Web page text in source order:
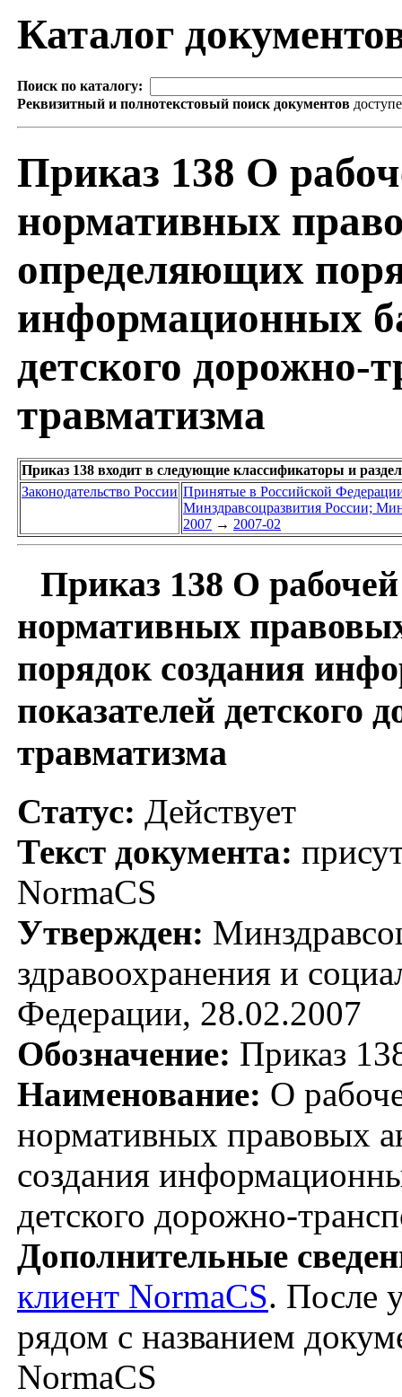
Каталог
Поиск по каталогу:
Реквизитный и полнотекстовый поиск документов
Приказ 138 О
нормативных
определяющих
информационных
детского дорожно-
травматизма
Приказ 138 входит в следующие классификаторы и
Законодательство России Принятые в Российской
Минздравсоцразвития России;
2007 → 2007-02
Приказ 138 О
нормативных
порядок создания
показателей детского
травматизма
Статус: Действует
Текст документа:
NormaCS
Утвержден:
здравоохранения и
Федерации, 28.02.2007
Обозначение: Приказ
Наименование: О
нормативных правовых
создания
детского дорожно-
Дополнительные
клиент NormaCS. После
рядом с названием
NormaCS